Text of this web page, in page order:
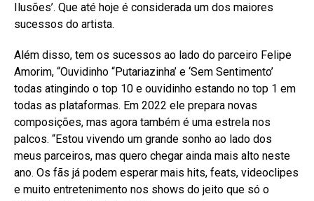
Ilusões’. Que até hoje é considerada um dos maiores
sucessos do artista.
Além disso, tem os sucessos ao lado do parceiro Felipe
Amorim, “Ouvidinho “Putariazinha’ e ‘Sem Sentimento’
todas atingindo o top 10 e ouvidinho estando no top 1 em
todas as plataformas. Em 2022 ele prepara novas
composições, mas agora também é uma estrela nos
palcos. “Estou vivendo um grande sonho ao lado dos
meus parceiros, mas quero chegar ainda mais alto neste
ano. Os fãs já podem esperar mais hits, feats, videoclipes
e muito entretenimento nos shows do jeito que só o